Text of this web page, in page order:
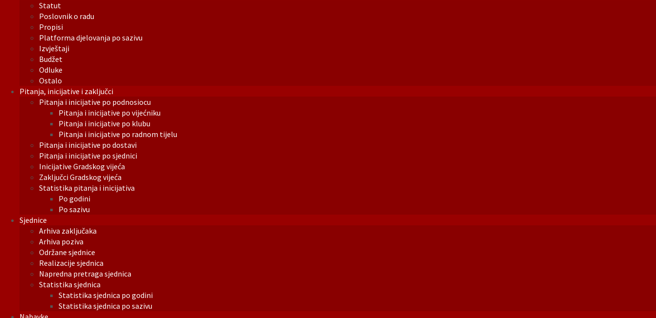
Statut
Poslovnik o radu
Propisi
Platforma djelovanja po sazivu
Izvještaji
Budžet
Odluke
Ostalo
Pitanja, inicijative i zaključci
Pitanja i inicijative po podnosiocu
Pitanja i inicijative po vijećniku
Pitanja i inicijative po klubu
Pitanja i inicijative po radnom tijelu
Pitanja i inicijative po dostavi
Pitanja i inicijative po sjednici
Inicijative Gradskog vijeća
Zaključci Gradskog vijeća
Statistika pitanja i inicijativa
Po godini
Po sazivu
Sjednice
Arhiva zaključaka
Arhiva poziva
Održane sjednice
Realizacije sjednica
Napredna pretraga sjednica
Statistika sjednica
Statistika sjednica po godini
Statistika sjednica po sazivu